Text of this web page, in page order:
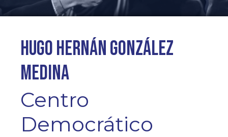
Hugo Hernán González
Medina
Centro
Democrático